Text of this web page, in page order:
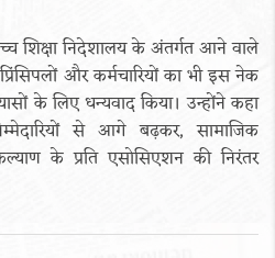
शिक्षा निदेशालय के अंतर्गत आने वाले
और कर्मचारियों का भी इस नेक
के लिए धन्यवाद किया। उन्होंने कहा
से आगे बढ़कर, सामाजिक
के प्रति एसोसिएशन की निरंतर